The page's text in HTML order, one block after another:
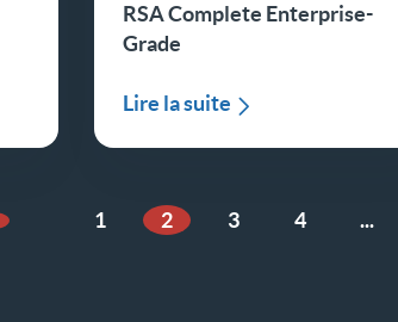
RSA Complete Enterprise-
Grade
Lire la suite
précédente
1 2 3 4 ...